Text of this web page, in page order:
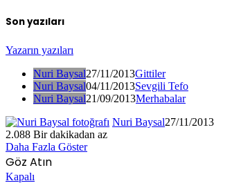
Son yazıları
Yazarın yazıları
Nuri Baysal27/11/2013Gittiler
Nuri Baysal04/11/2013Sevgili Tefo
Nuri Baysal21/09/2013Merhabalar
Nuri Baysal27/11/2013
2.088 Bir dakikadan az
Daha Fazla Göster
Göz Atın
Kapalı